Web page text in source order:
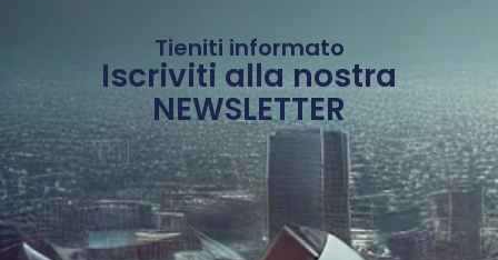
Tieniti informato
Iscriviti alla nostra
NEWSLETTER